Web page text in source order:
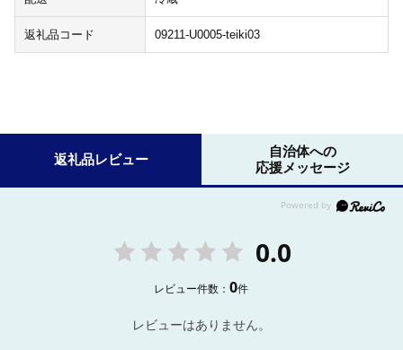
返礼品コード 09211-U0005-teiki03
返礼品レビュー
自治体への
応援メッセージ
0.0
レビュー件数：0件
レビューはありません。